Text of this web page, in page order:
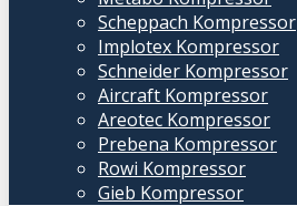
Scheppach Kompressor
Implotex Kompressor
Schneider Kompressor
Aircraft Kompressor
Areotec Kompressor
Prebena Kompressor
Rowi Kompressor
Gieb Kompressor